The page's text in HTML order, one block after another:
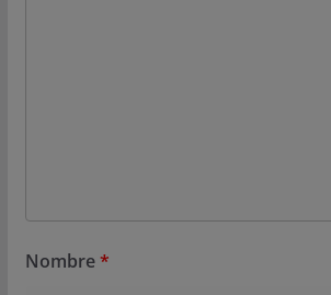
Nombre*